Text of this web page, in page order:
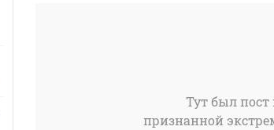
Тут был пост
признанной